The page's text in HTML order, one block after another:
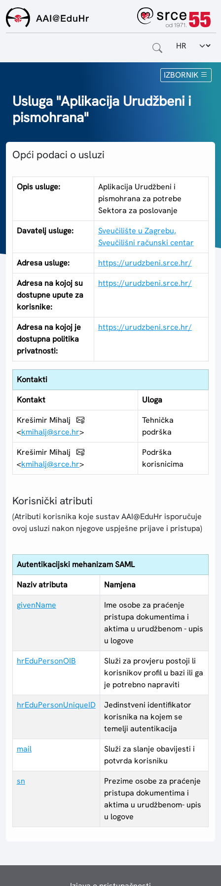
Odabir
IZBORNIK
Za krajnje korisnike
Za davatelje usluga
Za matične ustanove
Kontakt
Usluga "Aplikacija Urudžbeni i
pismohrana"
Opći podaci o usluzi
Opis usluge:
Aplikacija Urudžbeni i
pismohrana za potrebe
Sektora za poslovanje
Davatelj usluge:
Sveučilište u Zagrebu,
Sveučilišni računski centar
Adresa usluge:
https://urudzbeni.srce.hr/
Adresa na kojoj su
dostupne upute za
korisnike:
https://urudzbeni.srce.hr/
Adresa na kojoj je
dostupna politika
privatnosti:
https://urudzbeni.srce.hr/
Kontakti
Kontakt
Uloga
Krešimir Mihalj
<kmihalj@srce.hr>
Tehnička
podrška
Krešimir Mihalj
<kmihalj@srce.hr>
Podrška
korisnicima
Korisnički atributi
(Atributi korisnika koje sustav AAI@EduHr isporučuje
ovoj usluzi nakon njegove uspješne prijave i pristupa)
Autentikacijski mehanizam SAML
Naziv atributa
Namjena
givenName
Ime osobe za praćenje
pristupa dokumentima i
aktima u urudžbenom - upis
u logove
hrEduPersonOIB
Služi za provjeru postoji li
korisnikov profil u bazi ili ga
je potrebno napraviti
hrEduPersonUniqueID
Jedinstveni identifikator
korisnika na kojem se
temelji autentikacija
mail
Služi za slanje obavijesti i
potvrda korisniku
sn
Prezime osobe za praćenje
pristupa dokumentima i
aktima u urudžbenom- upis
u logove